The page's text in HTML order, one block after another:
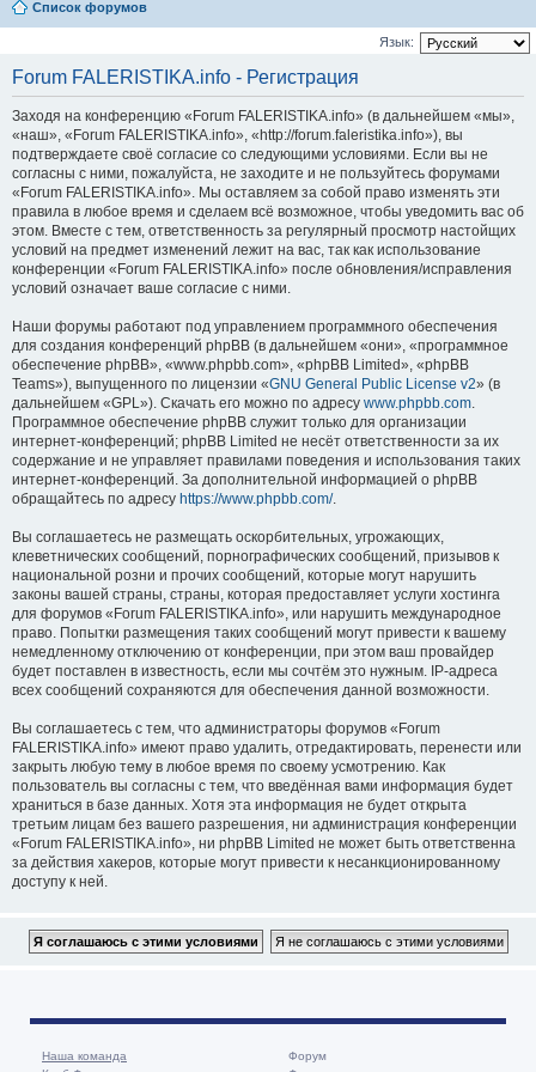
Список форумов
Язык:
Forum FALERISTIKA.info - Регистрация
Заходя на конференцию «Forum FALERISTIKA.info» (в дальнейшем «мы»,
«наш», «Forum FALERISTIKA.info», «http://forum.faleristika.info»), вы
подтверждаете своё согласие со следующими условиями. Если вы не
согласны с ними, пожалуйста, не заходите и не пользуйтесь форумами
«Forum FALERISTIKA.info». Мы оставляем за собой право изменять эти
правила в любое время и сделаем всё возможное, чтобы уведомить вас об
этом. Вместе с тем, ответственность за регулярный просмотр настойщих
условий на предмет изменений лежит на вас, так как использование
конференции «Forum FALERISTIKA.info» после обновления/исправления
условий означает ваше согласие с ними.
Наши форумы работают под управлением программного обеспечения
для создания конференций phpBB (в дальнейшем «они», «программное
обеспечение phpBB», «www.phpbb.com», «phpBB Limited», «phpBB
Teams»), выпущенного по лицензии «GNU General Public License v2» (в
дальнейшем «GPL»). Скачать его можно по адресу www.phpbb.com.
Программное обеспечение phpBB служит только для организации
интернет-конференций; phpBB Limited не несёт ответственности за их
содержание и не управляет правилами поведения и использования таких
интернет-конференций. За дополнительной информацией о phpBB
обращайтесь по адресу https://www.phpbb.com/.
Вы соглашаетесь не размещать оскорбительных, угрожающих,
клеветнических сообщений, порнографических сообщений, призывов к
национальной розни и прочих сообщений, которые могут нарушить
законы вашей страны, страны, которая предоставляет услуги хостинга
для форумов «Forum FALERISTIKA.info», или нарушить международное
право. Попытки размещения таких сообщений могут привести к вашему
немедленному отключению от конференции, при этом ваш провайдер
будет поставлен в известность, если мы сочтём это нужным. IP-адреса
всех сообщений сохраняются для обеспечения данной возможности.
Вы соглашаетесь с тем, что администраторы форумов «Forum
FALERISTIKA.info» имеют право удалить, отредактировать, перенести или
закрыть любую тему в любое время по своему усмотрению. Как
пользователь вы согласны с тем, что введённая вами информация будет
храниться в базе данных. Хотя эта информация не будет открыта
третьим лицам без вашего разрешения, ни администрация конференции
«Forum FALERISTIKA.info», ни phpBB Limited не может быть ответственна
за действия хакеров, которые могут привести к несанкционированному
доступу к ней.
Наша команда
Форум